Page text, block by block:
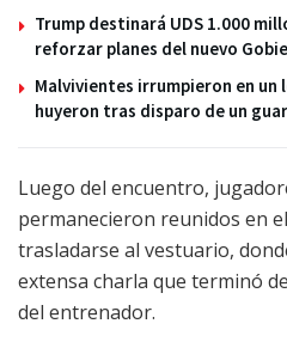
Trump destinará UDS 1.000
reforzar planes del nuevo
Malvivientes irrumpieron en un
huyeron tras disparo de un
Luego del encuentro,
permanecieron reunidos en
trasladarse al vestuario,
extensa charla que terminó
del entrenador.